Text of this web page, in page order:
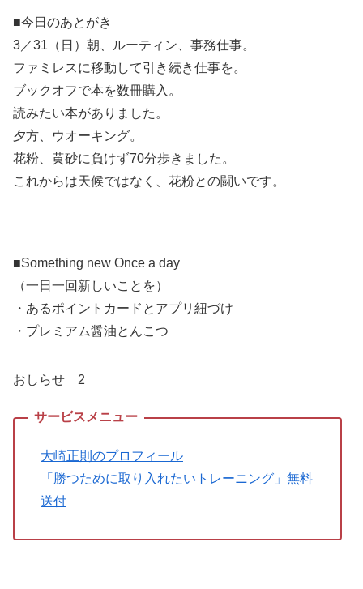
■今日のあとがき
3／31（日）朝、ルーティン、事務仕事。
ファミレスに移動して引き続き仕事を。
ブックオフで本を数冊購入。
読みたい本がありました。
夕方、ウオーキング。
花粉、黄砂に負けず70分歩きました。
これからは天候ではなく、花粉との闘いです。
■Something new Once a day
（一日一回新しいことを）
・あるポイントカードとアプリ紐づけ
・プレミアム醤油とんこつ
おしらせ 2
大崎正則のプロフィール
「勝つために取り入れたいトレーニング」無料
送付